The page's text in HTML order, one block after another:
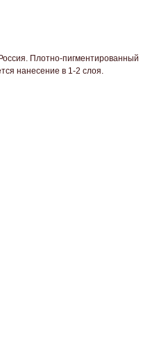
Плотно-пигментированный
нанесение в 1-2 слоя.